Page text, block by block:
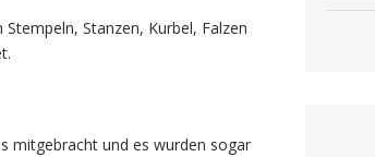
Stanzen, Kurbel, Falzen
mitgebracht und es wurden sogar